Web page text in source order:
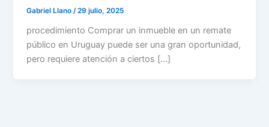
Gabriel Llano/29 julio, 2025
procedimiento Comprar un inmueble en un remate
público en Uruguay puede ser una gran oportunidad,
pero requiere atención a ciertos […]